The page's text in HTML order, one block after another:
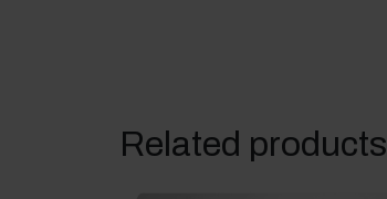
Related products